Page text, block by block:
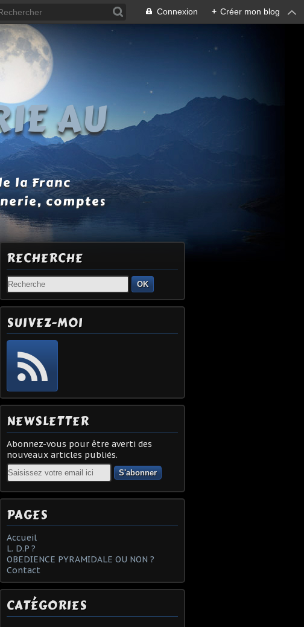
Connexion + Créer mon blog
AU
la Franc
comptes
RECHERCHE
OK
SUIVEZ-MOI
NEWSLETTER
Abonnez-vous pour être averti des
nouveaux articles publiés.
Email
PAGES
Accueil
L. D.P ?
OBEDIENCE PYRAMIDALE OU NON ?
Contact
CATÉGORIES